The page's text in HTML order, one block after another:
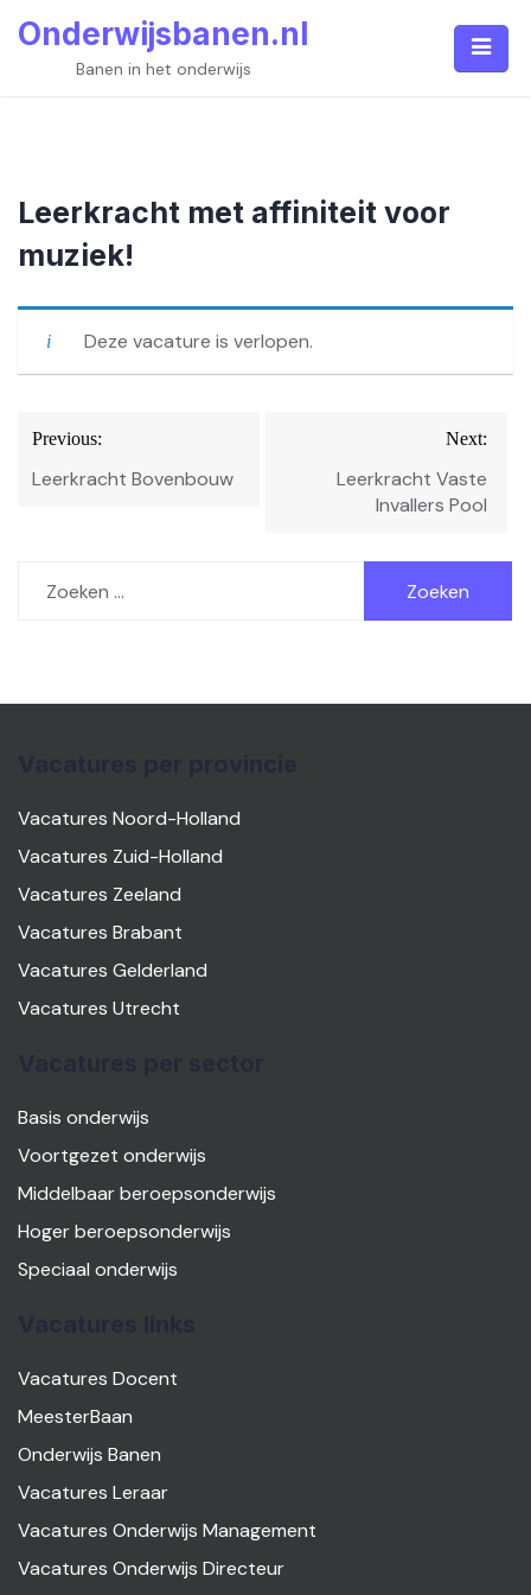
Onderwijsbanen.nl
Banen in het onderwijs
Leerkracht met affiniteit voor
muziek!
Deze vacature is verlopen.
Bericht
navigatie
Previous:
Leerkracht Bovenbouw
Next:
Leerkracht Vaste
Invallers Pool
naar:
Vacatures Noord-Holland
Vacatures Zuid-Holland
Vacatures Zeeland
Vacatures Brabant
Vacatures Gelderland
Vacatures Utrecht
Basis onderwijs
Voortgezet onderwijs
Middelbaar beroepsonderwijs
Hoger beroepsonderwijs
Speciaal onderwijs
Vacatures Docent
MeesterBaan
Onderwijs Banen
Vacatures Leraar
Vacatures Onderwijs Management
Vacatures Onderwijs Directeur